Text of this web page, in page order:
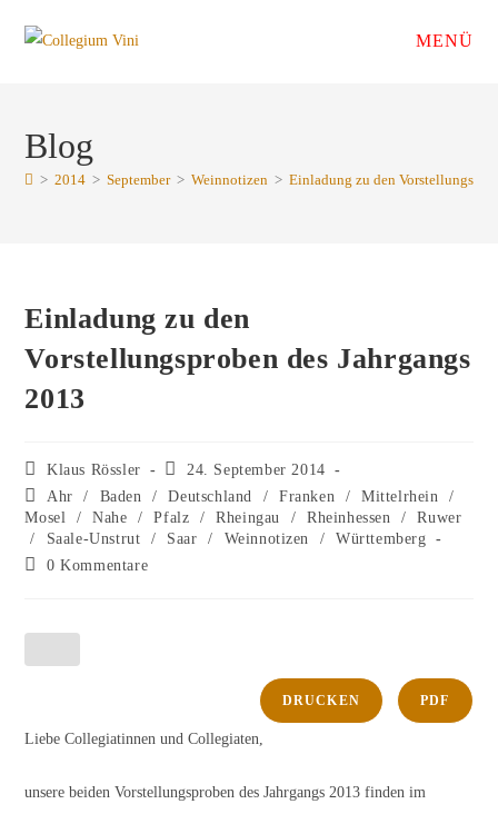
Inhalt
MENÜ
Blog
> 2014 > September > Weinnotizen > Einladung zu den
Einladung zu den
Vorstellungsproben des Jahrgangs
2013
Beitrags-
Autor:
Klaus Rössler
Beitrag
veröffentlicht:
24. September 2014
Beitrags-
Kategorie:
Ahr / Baden / Deutschland / Franken / Mittelrhein
/
Mosel
/ Nahe / Pfalz / Rheingau / Rheinhessen /
Ruwer
/
Saale-Unstrut / Saar / Weinnotizen /
Württemberg
Beitrags-
0 Kommentare
DRUCKEN PDF
Liebe Collegiatinnen und Collegiaten,
unsere beiden Vorstellungsproben des Jahrgangs 2013 finden im